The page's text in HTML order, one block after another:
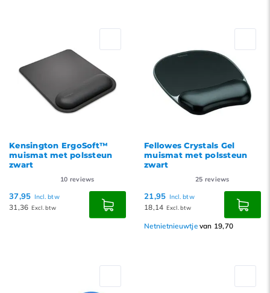
Kensington ErgoSoft™
muismat met polssteun
zwart
10 reviews
37,95 Incl. btw
31,36 Excl. btw
Fellowes Crystals Gel
muismat met polssteun
zwart
25 reviews
21,95 Incl. btw
18,14 Excl. btw
Netnietnieuwtje van 19,70